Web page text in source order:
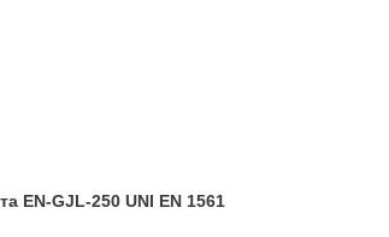
EN-GJL-250 UNI EN 1561